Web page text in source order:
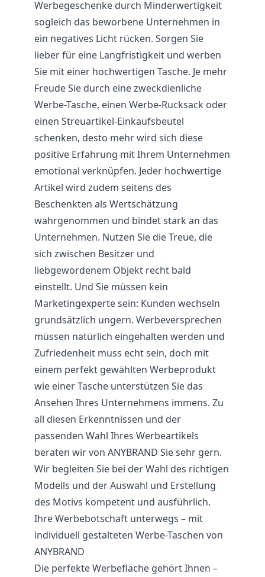
Werbegeschenke durch Minderwertigkeit
sogleich das beworbene Unternehmen in
ein negatives Licht rücken. Sorgen Sie
lieber für eine Langfristigkeit und werben
Sie mit einer hochwertigen Tasche. Je mehr
Freude Sie durch eine zweckdienliche
Werbe-Tasche, einen Werbe-Rucksack oder
einen Streuartikel-Einkaufsbeutel
schenken, desto mehr wird sich diese
positive Erfahrung mit Ihrem Unternehmen
emotional verknüpfen. Jeder hochwertige
Artikel wird zudem seitens des
Beschenkten als Wertschätzung
wahrgenommen und bindet stark an das
Unternehmen. Nutzen Sie die Treue, die
sich zwischen Besitzer und
liebgewordenem Objekt recht bald
einstellt. Und Sie müssen kein
Marketingexperte sein: Kunden wechseln
grundsätzlich ungern. Werbeversprechen
müssen natürlich eingehalten werden und
Zufriedenheit muss echt sein, doch mit
einem perfekt gewählten Werbeprodukt
wie einer Tasche unterstützen Sie das
Ansehen Ihres Unternehmens immens. Zu
all diesen Erkenntnissen und der
passenden Wahl Ihres Werbeartikels
beraten wir von ANYBRAND Sie sehr gern.
Wir begleiten Sie bei der Wahl des richtigen
Modells und der Auswahl und Erstellung
des Motivs kompetent und ausführlich.
Ihre Werbebotschaft unterwegs – mit
individuell gestalteten Werbe-Taschen von
ANYBRAND
Die perfekte Werbefläche gehört Ihnen –